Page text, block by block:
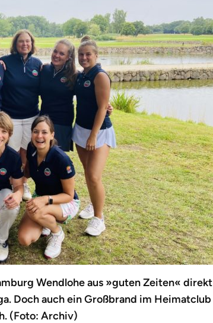
Wendlohe aus »guten Zeiten« direkt
Doch auch ein Großbrand im Heimatclub
(Foto: Archiv)